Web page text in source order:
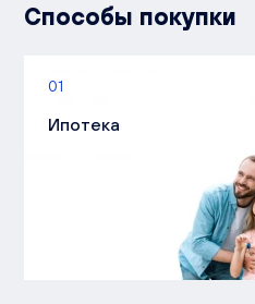
Способы покупки
01
Ипотека